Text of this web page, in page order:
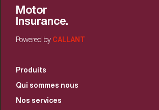
Motor
Insurance.
Powered by CALLANT
Produits
Qui sommes nous
Nos services